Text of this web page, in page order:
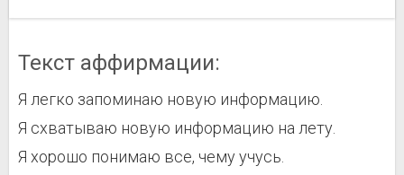
Текст аффирмации:
Я легко запоминаю новую информацию.
Я схватываю новую информацию на лету.
Я хорошо понимаю все, чему учусь.